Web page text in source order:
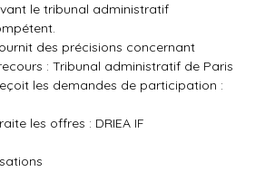
le tribunal administratif
des précisions concernant
: Tribunal administratif de Paris
les demandes de participation :
les offres : DRIEA IF